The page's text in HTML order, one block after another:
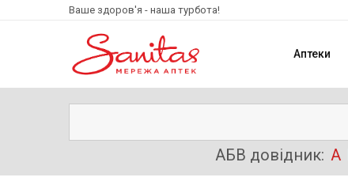
Ваше здоров'я - наша турбота!
Аптеки
АБВ довідник: А